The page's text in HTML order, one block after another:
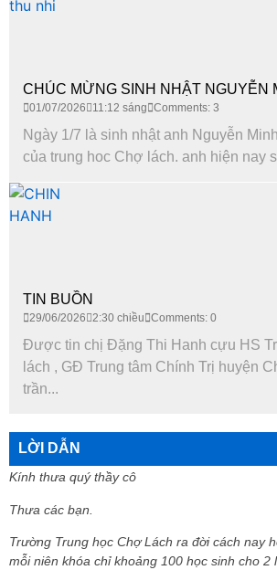
CHÚC MỪNG SINH NHẬT NGUYỄN
01/07/2026 11:12 sáng Comments: 3
Ngày 1/7 là sinh nhật anh Nguyễn
của trung hoc Chợ lách. anh hiện nay
TIN BUỒN
29/06/2026 2:30 chiều Comments: 0
Được tin chị Đặng Thi Hanh cựu HS
lách , GĐ Trung tâm Chính Trị huyện
trần...
LỜI DẪN
Kính thưa quý thầy cô
Thưa các bạn.
Trường Trung học Chợ Lách ra đời cách nay
mỗi niên khóa chỉ khoảng 100 học sinh cho 2